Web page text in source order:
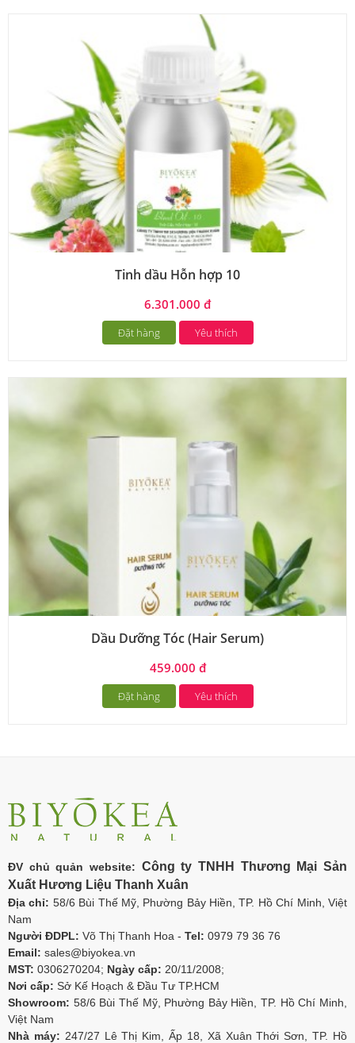
Tinh dầu Hỗn hợp 10
6.301.000 đ
Đặt hàng Yêu thích
Dầu Dưỡng Tóc (Hair Serum)
459.000 đ
Đặt hàng Yêu thích
ĐV chủ quản website: Công ty TNHH Thương Mại Sản
Xuất Hương Liệu Thanh Xuân
Địa chỉ: 58/6 Bùi Thế Mỹ, Phường Bảy Hiền, TP. Hồ Chí Minh, Việt
Nam
Người ĐDPL: Võ Thị Thanh Hoa - Tel: 0979 79 36 76
Email: sales@biyokea.vn
MST: 0306270204; Ngày cấp: 20/11/2008;
Nơi cấp: Sở Kế Hoạch & Đầu Tư TP.HCM
Showroom: 58/6 Bùi Thế Mỹ, Phường Bảy Hiền, TP. Hồ Chí Minh,
Việt Nam
Nhà máy: 247/27 Lê Thị Kim, Ấp 18, Xã Xuân Thới Sơn, TP. Hồ